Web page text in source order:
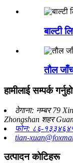
बाल्टी
तौल
हामीलाई सम्पर्क
ठेगाना: नम्बर 79
Zhongshan शहर
फोन: ८६-
tian-
उत्पादन कोटिहरू